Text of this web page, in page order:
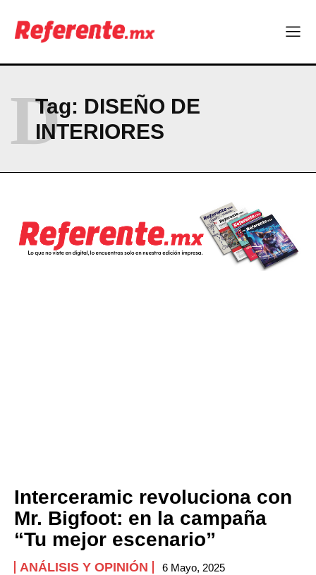
Tag: DISEÑO DE
INTERIORES
D
Interceramic revoluciona con
Mr. Bigfoot: en la campaña
“Tu mejor escenario”
ANÁLISIS Y OPINIÓN 6 Mayo, 2025